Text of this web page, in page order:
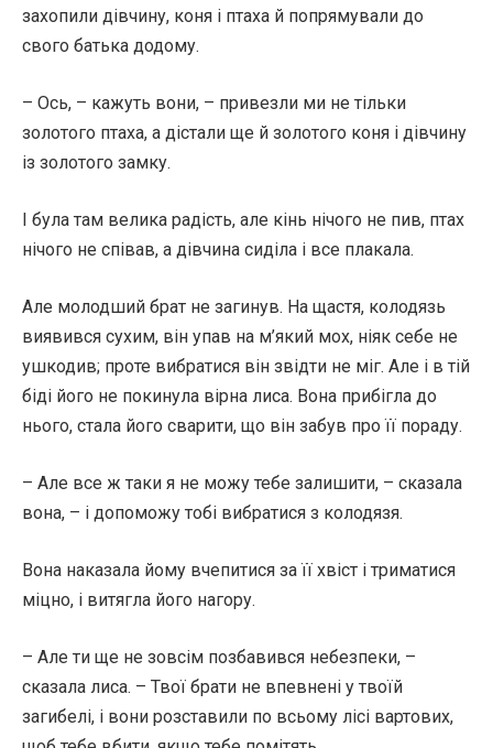
захопили дівчину, коня і птаха й попрямували до
свого батька додому.
– Ось, – кажуть вони, – привезли ми не тільки
золотого птаха, а дістали ще й золотого коня і дівчину
із золотого замку.
І була там велика радість, але кінь нічого не пив, птах
нічого не співав, а дівчина сиділа і все плакала.
Але молодший брат не загинув. На щастя, колодязь
виявився сухим, він упав на м’який мох, ніяк себе не
ушкодив; проте вибратися він звідти не міг. Але і в тій
біді його не покинула вірна лиса. Вона прибігла до
нього, стала його сварити, що він забув про її пораду.
– Але все ж таки я не можу тебе залишити, – сказала
вона, – і допоможу тобі вибратися з колодязя.
Вона наказала йому вчепитися за її хвіст і триматися
міцно, і витягла його нагору.
– Але ти ще не зовсім позбавився небезпеки, –
сказала лиса. – Твої брати не впевнені у твоїй
загибелі, і вони розставили по всьому лісі вартових,